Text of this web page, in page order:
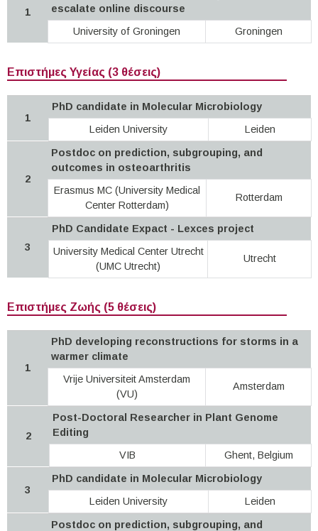
1
escalate online discourse
University of Groningen
Groningen
Επιστήμες Υγείας (3 θέσεις)
1
PhD candidate in Molecular Microbiology
Leiden University
Leiden
2
Postdoc on prediction, subgrouping, and
outcomes in osteoarthritis
Erasmus MC (University Medical
Center Rotterdam)
Rotterdam
3
PhD Candidate Expact - Lexces project
University Medical Center Utrecht
(UMC Utrecht)
Utrecht
Επιστήμες Ζωής (5 θέσεις)
1
PhD developing reconstructions for storms in a
warmer climate
Vrije Universiteit Amsterdam
(VU)
Amsterdam
2
Post-Doctoral Researcher in Plant Genome
Editing
VIB
Ghent, Belgium
3
PhD candidate in Molecular Microbiology
Leiden University
Leiden
Postdoc on prediction, subgrouping, and